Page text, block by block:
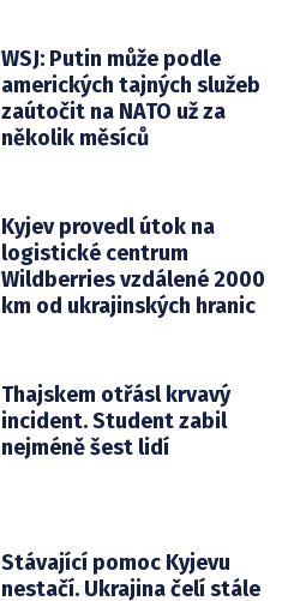
WSJ: Putin může podle
amerických tajných služeb
zaútočit na NATO už za
několik měsíců
Kyjev provedl útok na
logistické centrum
Wildberries vzdálené 2000
km od ukrajinských hranic
Thajskem otřásl krvavý
incident. Student zabil
nejméně šest lidí
Stávající pomoc Kyjevu
nestačí. Ukrajina čelí stále